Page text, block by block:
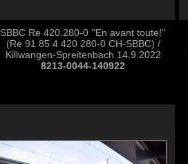
SBBC Re 420.280-0 ''En avant toute!''
(Re 91 85 4 420 280-0 CH-SBBC) /
Killwangen-Spreitenbach 14.9.2022
8213-0044-140922